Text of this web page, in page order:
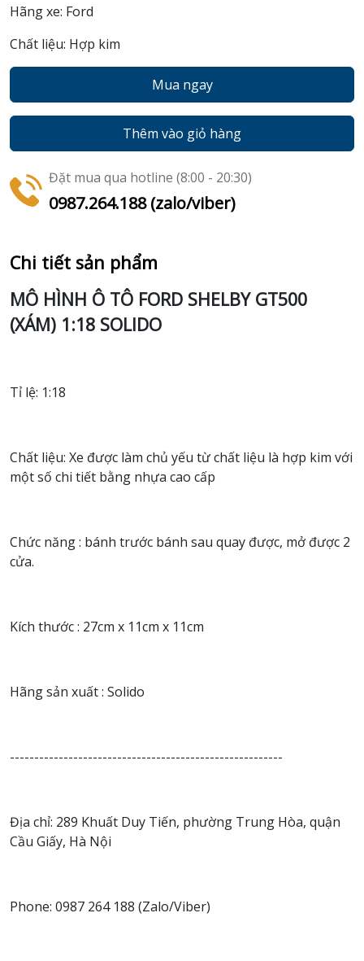
Hãng xe: Ford
Chất liệu: Hợp kim
Mua ngay
Thêm vào giỏ hàng
Đặt mua qua hotline (8:00 - 20:30)
0987.264.188 (zalo/viber)
Chi tiết sản phẩm
MÔ HÌNH Ô TÔ FORD SHELBY GT500
(XÁM) 1:18 SOLIDO
Tỉ lệ: 1:18
Chất liệu: Xe được làm chủ yếu từ chất liệu là hợp kim với
một số chi tiết bằng nhựa cao cấp
Chức năng : bánh trước bánh sau quay được, mở được 2
cửa.
Kích thước : 27cm x 11cm x 11cm
Hãng sản xuất : Solido
--------------------------------------------------------
Địa chỉ: 289 Khuất Duy Tiến, phường Trung Hòa, quận
Cầu Giấy, Hà Nội
Phone: 0987 264 188 (Zalo/Viber)